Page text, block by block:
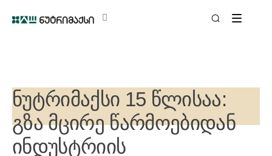
ნუტრიმაქსი 15 წლისაა:
გზა მცირე წარმოებიდან
ინდუსტრიის